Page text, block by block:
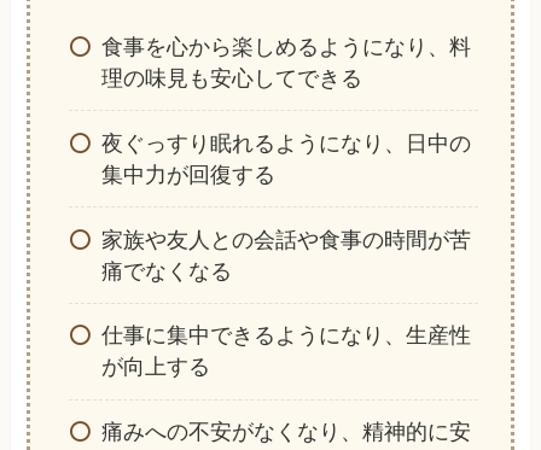
食事を心から楽しめるようになり、料
理の味見も安心してできる
夜ぐっすり眠れるようになり、日中の
集中力が回復する
家族や友人との会話や食事の時間が苦
痛でなくなる
仕事に集中できるようになり、生産性
が向上する
痛みへの不安がなくなり、精神的に安